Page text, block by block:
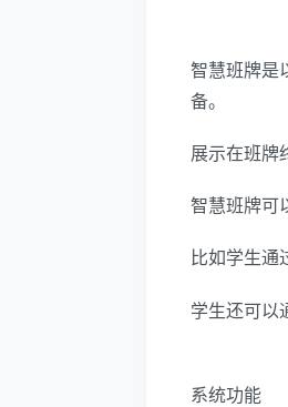
智慧班牌是
备。
展示在班牌
智慧班牌可
比如学生通
学生还可以
系统功能